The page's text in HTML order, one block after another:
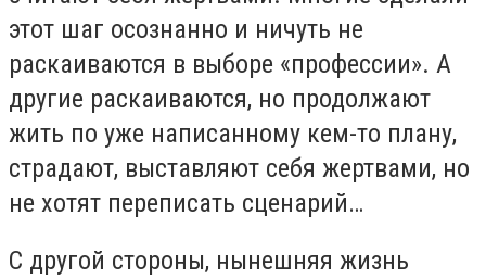
этот шаг осознанно и ничуть не
раскаиваются в выборе «профессии». А
другие раскаиваются, но продолжают
жить по уже написанному кем-то плану,
страдают, выставляют себя жертвами, но
не хотят переписать сценарий…
С другой стороны, нынешняя жизнь